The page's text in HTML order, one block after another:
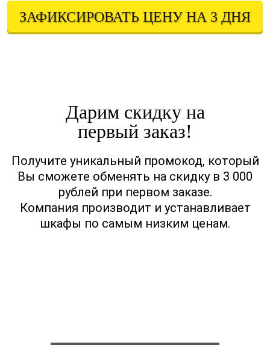
ЗАФИКСИРОВАТЬ ЦЕНУ НА 3 ДНЯ
Оставляя свои контактные данные, вы подтверждаете свое совершеннолетие,
Дарим скидку на
первый заказ!
Получите уникальный промокод, который
Вы сможете обменять на скидку в 3 000
рублей при первом заказе.
Компания производит и устанавливает
шкафы по самым низким ценам.